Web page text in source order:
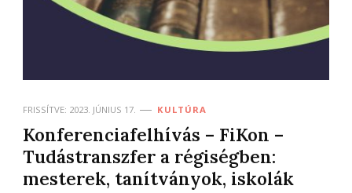
FRISSÍTVE: 2023. JÚNIUS 17. KULTÚRA
Konferenciafelhívás – FiKon –
Tudástranszfer a régiségben:
mesterek, tanítványok, iskolák